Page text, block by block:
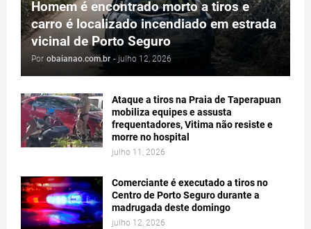
Homem é encontrado morto a tiros e
carro é localizado incendiado em estrada
vicinal de Porto Seguro
Por obaianao.com.br - julho 12, 2026
Ataque a tiros na Praia de Taperapuan
mobiliza equipes e assusta
frequentadores, Vitima não resiste e
morre no hospital
julho 11, 2026
Comerciante é executado a tiros no
Centro de Porto Seguro durante a
madrugada deste domingo
julho 12, 2026